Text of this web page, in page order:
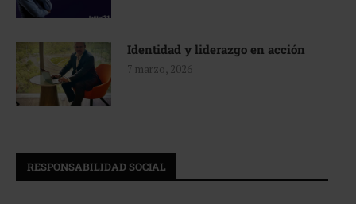
Identidad y liderazgo en acción
7 marzo, 2026
RESPONSABILIDAD SOCIAL